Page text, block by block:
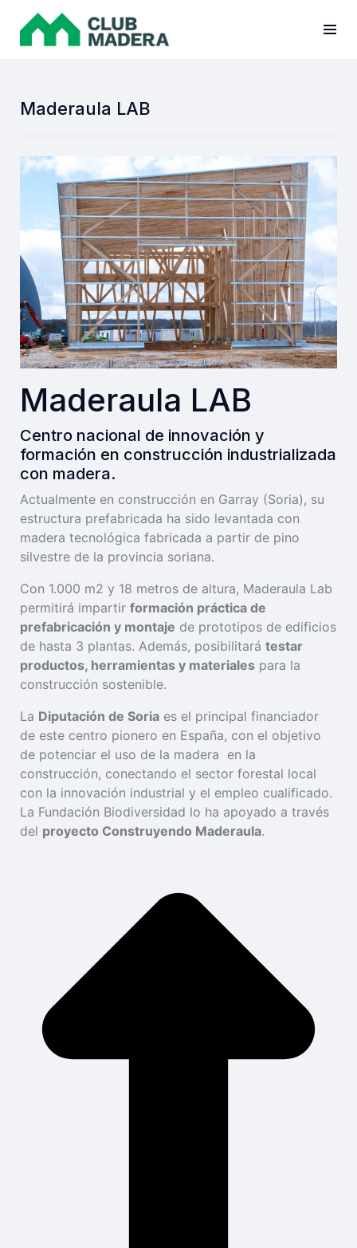
Maderaula LAB
Maderaula LAB
Centro nacional de innovación y
formación en construcción industrializada
con madera.
Actualmente en construcción en Garray (Soria), su
estructura prefabricada ha sido levantada con
madera tecnológica fabricada a partir de pino
silvestre de la provincia soriana.
Con 1.000 m2 y 18 metros de altura, Maderaula Lab
permitirá impartir formación práctica de
prefabricación y montaje de prototipos de edificios
de hasta 3 plantas. Además, posibilitará testar
productos, herramientas y materiales para la
construcción sostenible.
La Diputación de Soria es el principal financiador
de este centro pionero en España, con el objetivo
de potenciar el uso de la madera en la
construcción, conectando el sector forestal local
con la innovación industrial y el empleo cualificado.
La Fundación Biodiversidad lo ha apoyado a través
del proyecto Construyendo Maderaula.